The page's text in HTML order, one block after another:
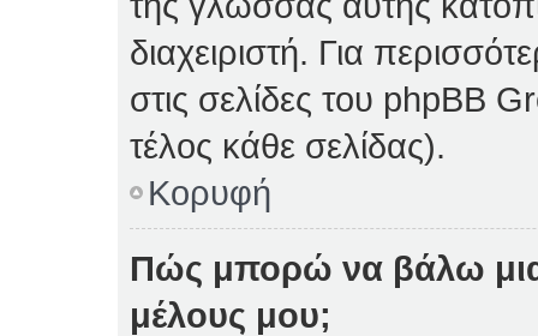
διαχειριστή. Για
στις σελίδες του phpBB
τέλος κάθε σελίδας).
Κορυφή
Πώς μπορώ να βάλω
μέλους μου;